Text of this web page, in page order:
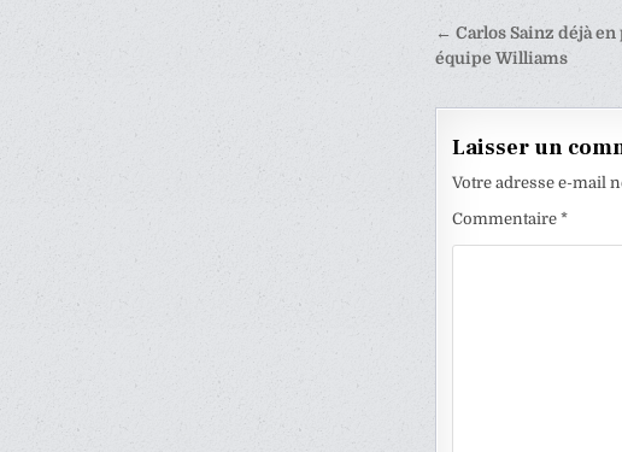
Navigation
de
l’article
← Carlos Sainz déjà
équipe Williams
Laisser un
Votre adresse e-mail
Commentaire *